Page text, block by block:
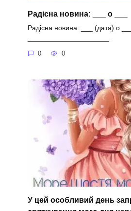
Радісна новина: ___ о ___
Радісна новина: ___ (дата) о
0 0
У цей особливий день